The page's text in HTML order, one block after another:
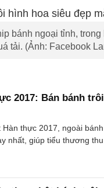
bánh ngoại tỉnh, trong
tải. (Ảnh: Facebook
2017: Bán bánh
Hàn thực 2017, ngoài
nhất, giúp tiểu thương